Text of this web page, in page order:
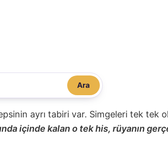
Ara
ayrı tabiri var. Simgeleri tek tek
içinde kalan o tek his, rüyanın